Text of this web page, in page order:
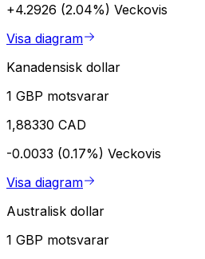
+4.2926 (2.04%) Veckovis
Visa diagram
Kanadensisk dollar
1 GBP motsvarar
1,88330 CAD
-0.0033 (0.17%) Veckovis
Visa diagram
Australisk dollar
1 GBP motsvarar